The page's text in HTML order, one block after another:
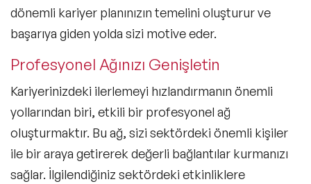
dönemli kariyer planınızın temelini oluşturur ve
başarıya giden yolda sizi motive eder.
Profesyonel Ağınızı Genişletin
Kariyerinizdeki ilerlemeyi hızlandırmanın önemli
yollarından biri, etkili bir profesyonel ağ
oluşturmaktır. Bu ağ, sizi sektördeki önemli kişiler
ile bir araya getirerek değerli bağlantılar kurmanızı
sağlar. İlgilendiğiniz sektördeki etkinliklere